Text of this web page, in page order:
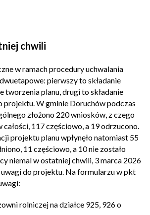
chwili
w ramach procedury uchwalania
pierwszy to składanie
tworzenia planu, drugi to składanie
projektu. W gminie Doruchów podczas
złożono 220 wniosków, z czego
117 częściowo, a 19 odrzucono.
projektu planu wpłynęło natomiast 55
11 częściowo, a 10 nie zostało
niemal w ostatniej chwili, 3 marca 2026
uwagi do projektu. Na formularzu w pkt
rolniczej na działce 925, 926 o